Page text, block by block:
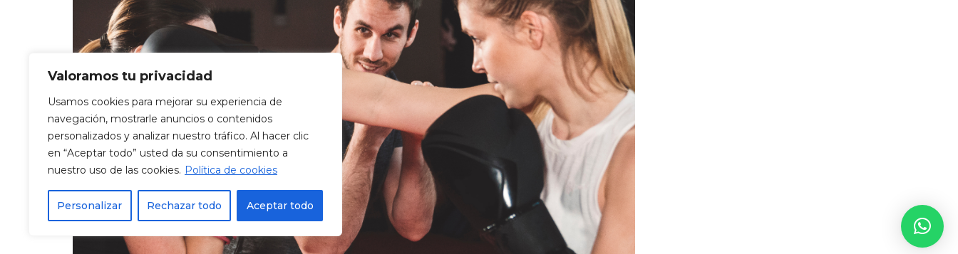
Valoramos tu privacidad
Usamos cookies para mejorar su experiencia de
navegación, mostrarle anuncios o contenidos
personalizados y analizar nuestro tráfico. Al hacer clic
en “Aceptar todo” usted da su consentimiento a
nuestro uso de las cookies. Política de cookies
Personalizar Rechazar todo Aceptar todo